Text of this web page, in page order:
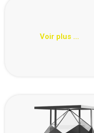
Voir plus ...